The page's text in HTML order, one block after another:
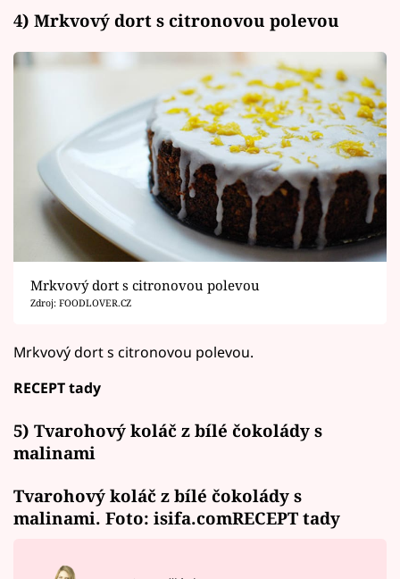
4) Mrkvový dort s citronovou polevou
Mrkvový dort s citronovou polevou
Zdroj: FOODLOVER.CZ
Mrkvový dort s citronovou polevou.
RECEPT tady
5) Tvarohový koláč z bílé čokolády s
malinami
Tvarohový koláč z bílé čokolády s
malinami. Foto: isifa.comRECEPT tady